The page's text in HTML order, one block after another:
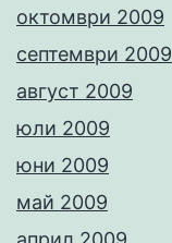
октомври 2009
септември 2009
август 2009
юли 2009
юни 2009
май 2009